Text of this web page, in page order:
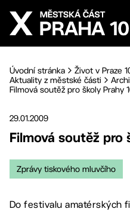
Přejít na hlavní obsah
Úvodní stránka Život v Praze
Aktuality z městské části
Filmová soutěž pro školy Prahy
29.01.2009
Filmová soutěž pro
Zprávy tiskového mluvčího
Do festivalu amatérských